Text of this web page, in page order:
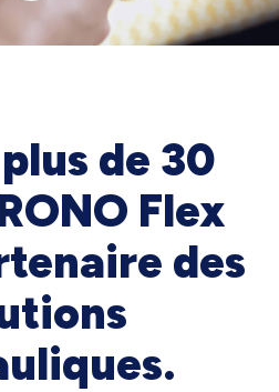
de 30
Flex
des